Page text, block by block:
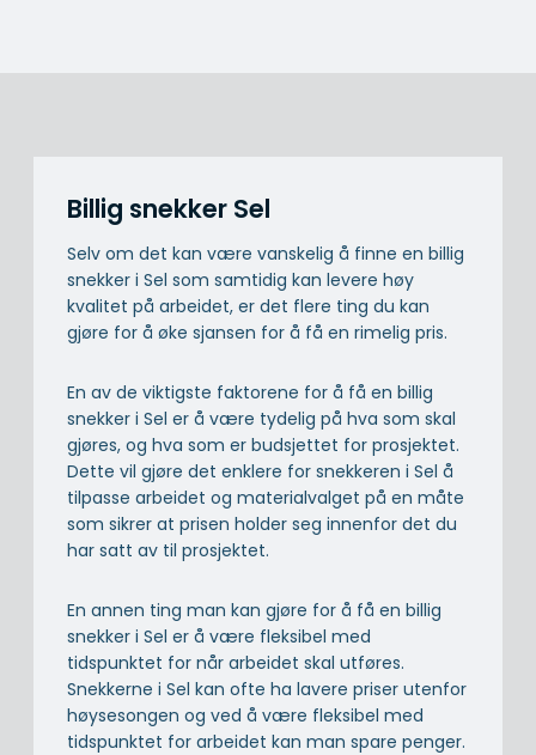
Billig snekker Sel
Selv om det kan være vanskelig å finne en billig
snekker i Sel som samtidig kan levere høy
kvalitet på arbeidet, er det flere ting du kan
gjøre for å øke sjansen for å få en rimelig pris.
En av de viktigste faktorene for å få en billig
snekker i Sel er å være tydelig på hva som skal
gjøres, og hva som er budsjettet for prosjektet.
Dette vil gjøre det enklere for snekkeren i Sel å
tilpasse arbeidet og materialvalget på en måte
som sikrer at prisen holder seg innenfor det du
har satt av til prosjektet.
En annen ting man kan gjøre for å få en billig
snekker i Sel er å være fleksibel med
tidspunktet for når arbeidet skal utføres.
Snekkerne i Sel kan ofte ha lavere priser utenfor
høysesongen og ved å være fleksibel med
tidspunktet for arbeidet kan man spare penger.